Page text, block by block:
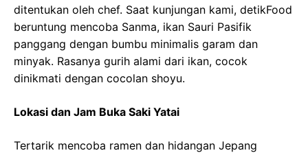
ditentukan oleh chef. Saat kunjungan kami, detikFood
beruntung mencoba Sanma, ikan Sauri Pasifik
panggang dengan bumbu minimalis garam dan
minyak. Rasanya gurih alami dari ikan, cocok
dinikmati dengan cocolan shoyu.
Lokasi dan Jam Buka Saki Yatai
Tertarik mencoba ramen dan hidangan Jepang